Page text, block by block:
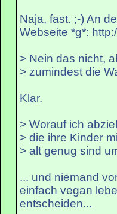
Naja, fast. ;-) An
Webseite *g*:
> Nein das nicht,
> zumindest die
Klar.
> Worauf ich
> die ihre Kinder
> alt genug sind
... und niemand
einfach vegan
entscheiden...